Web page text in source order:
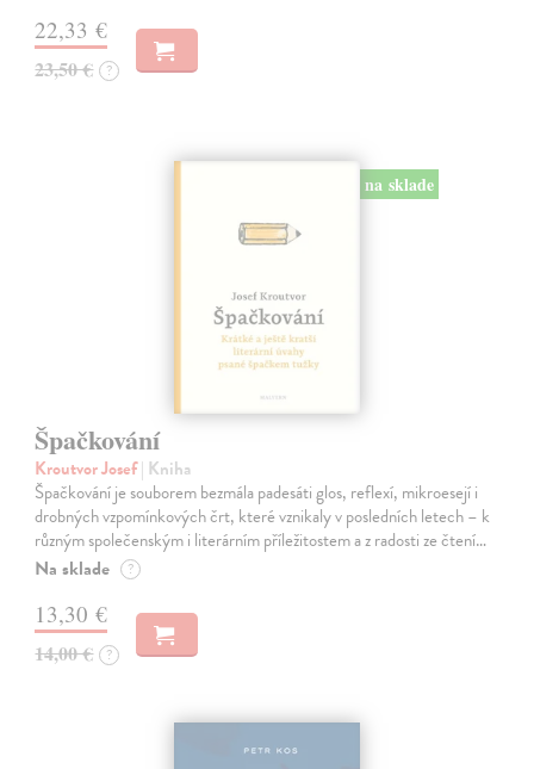
22,33 €
23,50 € ?
na sklade
Špačkování
Kroutvor Josef| Kniha
Špačkování je souborem bezmála padesáti glos, reflexí, mikroesejí i
drobných vzpomínkových črt, které vznikaly v posledních letech – k
různým společenským i literárním příležitostem a z radosti ze čtení…
Na sklade ?
13,30 €
14,00 € ?